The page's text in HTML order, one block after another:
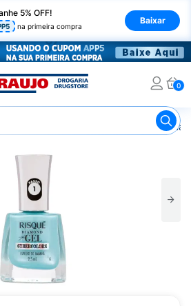
5% OFF!
na primeira compra
Baixar
0